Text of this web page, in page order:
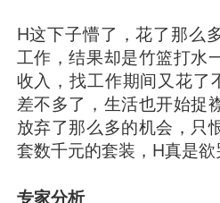
H这下子懵了，花了那么
工作，结果却是竹篮打水
收入，找工作期间又花了
差不多了，生活也开始捉
放弃了那么多的机会，只
套数千元的套装，H真是欲
专家分析